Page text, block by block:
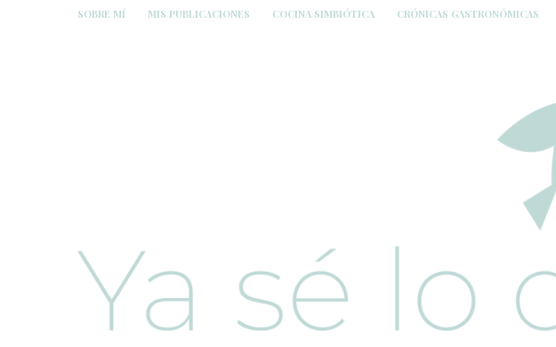
SOBRE MÍ MIS PUBLICACIONES COCINA SIMBIÓTICA CRÓNICAS GASTRONÓMICAS